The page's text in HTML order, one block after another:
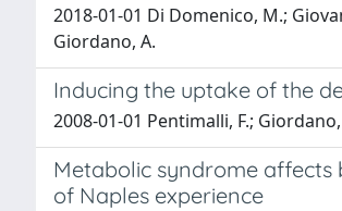
2018-01-01 Di Domenico, M.;
Giordano, A.
Inducing the uptake of the
2008-01-01 Pentimalli, F.;
Metabolic syndrome affects
of Naples experience